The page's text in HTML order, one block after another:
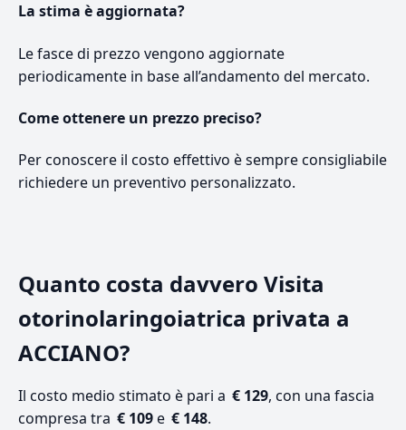
La stima è aggiornata?
Le fasce di prezzo vengono aggiornate
periodicamente in base all’andamento del mercato.
Come ottenere un prezzo preciso?
Per conoscere il costo effettivo è sempre consigliabile
richiedere un preventivo personalizzato.
Quanto costa davvero Visita
otorinolaringoiatrica privata a
ACCIANO?
Il costo medio stimato è pari a € 129, con una fascia
compresa tra € 109e € 148.